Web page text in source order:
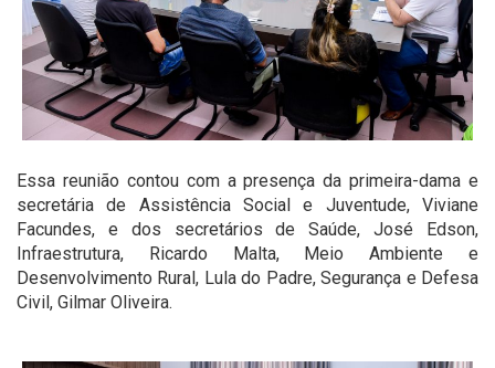
Essa reunião contou com a presença da primeira-dama e
secretária de Assistência Social e Juventude, Viviane
Facundes, e dos secretários de Saúde, José Edson,
Infraestrutura, Ricardo Malta, Meio Ambiente e
Desenvolvimento Rural, Lula do Padre, Segurança e Defesa
Civil, Gilmar Oliveira.